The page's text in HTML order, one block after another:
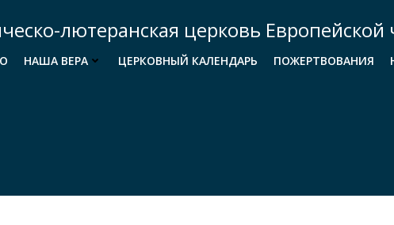
лютеранская церковь Европейской
НАША ВЕРА ЦЕРКОВНЫЙ КАЛЕНДАРЬ ПОЖЕРТВОВАНИЯ